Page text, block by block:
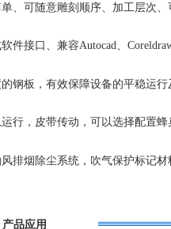
、可随意雕刻顺序、加工层次
件接口、兼容Autocad、
钢板，有效保障设备的平稳运行
行，皮带传动，可以选择配置蜂
排烟除尘系统，吹气保护标记材
产品应用